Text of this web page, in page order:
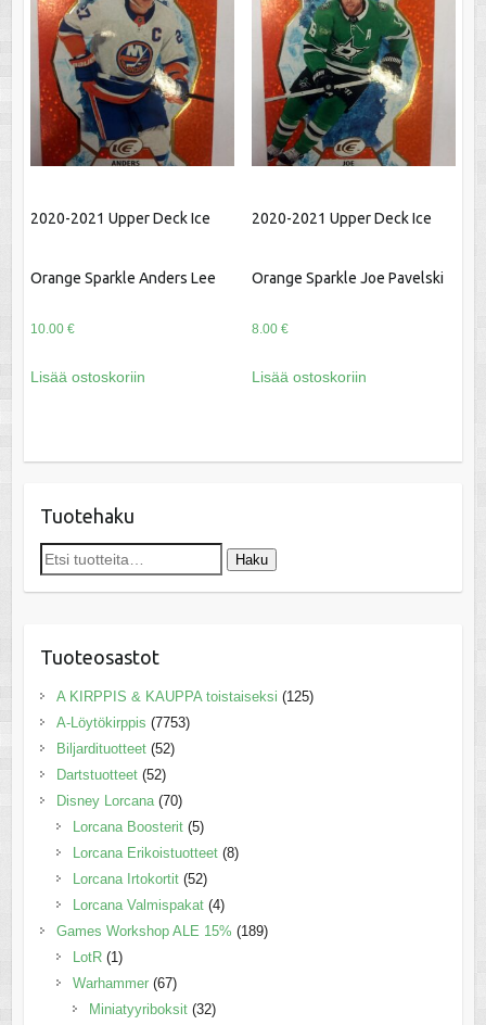
2020-2021 Upper Deck Ice
Orange Sparkle Anders Lee
10.00 €
Lisää ostoskoriin
2020-2021 Upper Deck Ice
Orange Sparkle Joe Pavelski
8.00 €
Lisää ostoskoriin
Tuotehaku
Etsi: Haku
Tuoteosastot
A KIRPPIS & KAUPPA toistaiseksi (125)
A-Löytökirppis (7753)
Biljardituotteet (52)
Dartstuotteet (52)
Disney Lorcana (70)
Lorcana Boosterit (5)
Lorcana Erikoistuotteet (8)
Lorcana Irtokortit (52)
Lorcana Valmispakat (4)
Games Workshop ALE 15% (189)
LotR (1)
Warhammer (67)
Miniatyyriboksit (32)